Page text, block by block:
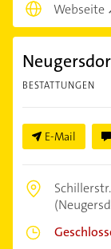
Webseite
BESTATTUNGEN
E-Mail